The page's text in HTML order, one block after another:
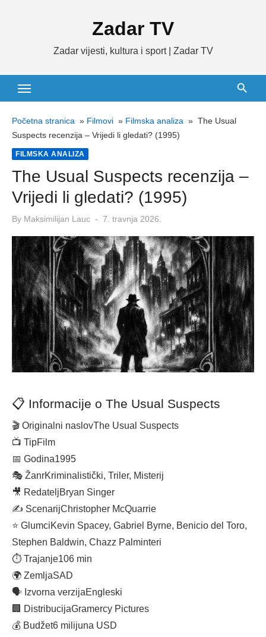
Zadar TV
Zadar vijesti, kultura i sport | Zadar TV
Početna stranica » Filmovi » Filmska analiza » The Usual
Suspects recenzija – Vrijedi li gledati? (1995)
FILMSKA ANALIZA
The Usual Suspects recenzija –
Vrijedi li gledati? (1995)
By Maksimilijan Lauc
Posted
7. travnja 2026.
📋 Informacije o The Usual Suspects
🎬 Originalni naslovThe Usual Suspects
📺 TipFilm
📅 Godina1995
🎭 ŽanrKriminalistički, Triler, Misterij
🎥 RedateljBryan Singer
✍️ ScenarijChristopher McQuarrie
⭐ GlumciKevin Spacey, Gabriel Byrne, Benicio del Toro,
Stephen Baldwin, Chazz Palminteri
⏱ Trajanje106 min
🌍 ZemljaSAD
🗣 Izvorna verzijaEngleski
🏢 DistribucijaGramercy Pictures
💰 Budžet6 milijuna USD